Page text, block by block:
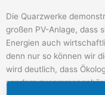
Die Quarzwerke
großen PV-Anlage, dass
Energien auch
denn nur so können wir
wird deutlich, dass
sondern